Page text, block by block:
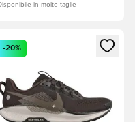
in molte taglie
o registrarsi come
una finestra modale
-20%